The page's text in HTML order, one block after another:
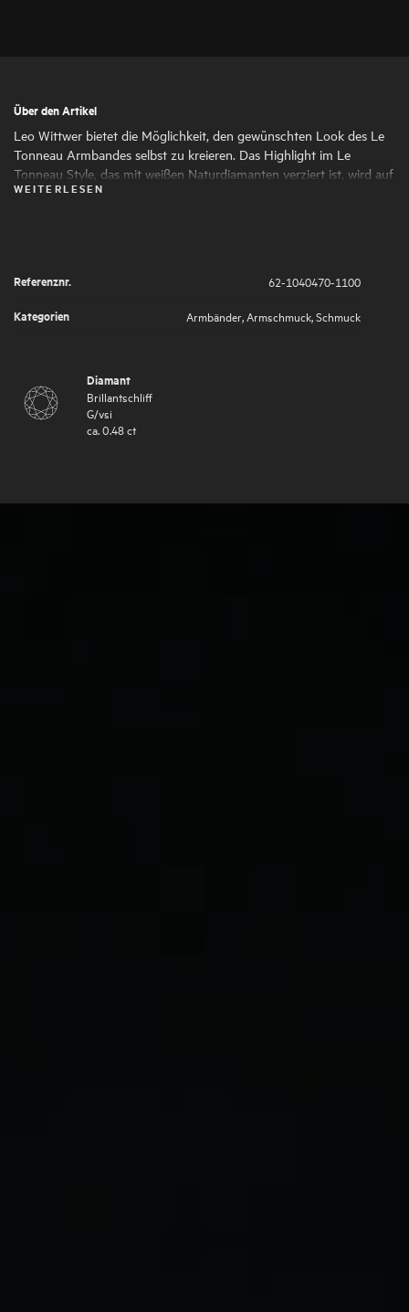
Über den Artikel
Leo Wittwer bietet die Möglichkeit, den gewünschten Look des Le
Tonneau Armbandes selbst zu kreieren. Das Highlight im Le
Tonneau Style, das mit weißen Naturdiamanten verziert ist, wird auf
Wunsch aus Weißgold, Gelbgold oder Roségold gefertigt. Das
WEITERLESEN
Referenznr.
62-1040470-1100
Kategorien
Armbänder Armschmuck Schmuck
Diamant
Brillantschliff
G/vsi
ca. 0.48ct